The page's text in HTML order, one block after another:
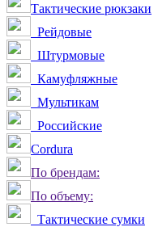
Тактические рюкзаки
Рейдовые
Штурмовые
Камуфляжные
Мультикам
Российские
Сordura
По брендам:
По объему:
Тактические сумки